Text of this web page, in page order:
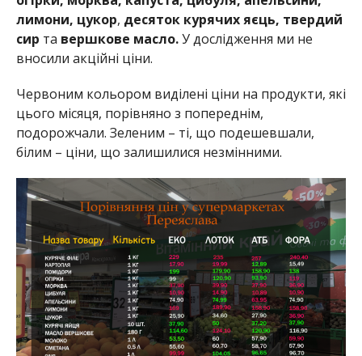
лимони, цукор, десяток курячих яєць, твердий
сир та вершкове масло.У дослідження ми не
вносили акційні ціни.
Червоним кольором виділені ціни на продукти, які
цього місяця, порівняно з попереднім,
подорожчали. Зеленим – ті, що подешевшали,
білим – ціни, що залишилися незмінними.